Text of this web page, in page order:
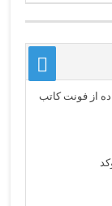
از فونت کاتب